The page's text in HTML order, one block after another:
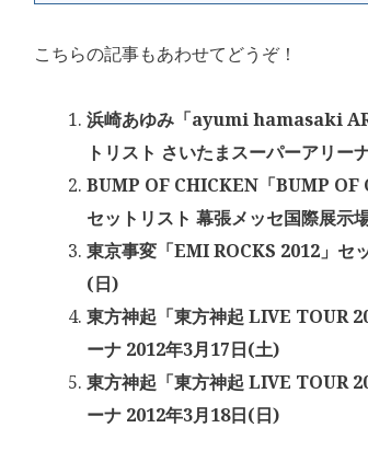
こちらの記事もあわせてどうぞ！
浜崎あゆみ「ayumi hamasaki
トリスト さいたまスーパーアリー
BUMP OF CHICKEN「BUMP OF
セットリスト 幕張メッセ国際展示
東京事変「EMI ROCKS 2012」セ
(日)
東方神起「東方神起 LIVE TOUR
ーナ 2012年3月17日(土)
東方神起「東方神起 LIVE TOUR
ーナ 2012年3月18日(日)